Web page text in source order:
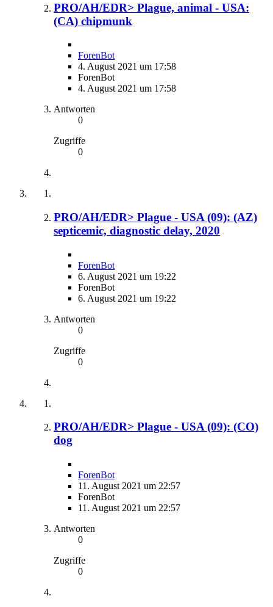
PRO/AH/EDR> Plague, animal - USA:
(CA) chipmunk
ForenBot
4. August 2021 um 17:58
ForenBot
4. August 2021 um 17:58
Antworten
0
Zugriffe
0
PRO/AH/EDR> Plague - USA (09): (AZ)
septicemic, diagnostic delay, 2020
ForenBot
6. August 2021 um 19:22
ForenBot
6. August 2021 um 19:22
Antworten
0
Zugriffe
0
PRO/AH/EDR> Plague - USA (09): (CO)
dog
ForenBot
11. August 2021 um 22:57
ForenBot
11. August 2021 um 22:57
Antworten
0
Zugriffe
0